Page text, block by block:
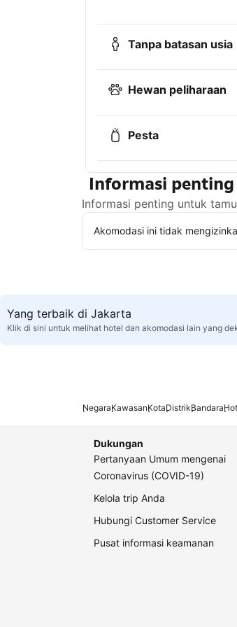
Tanpa batasan usia
Hewan peliharaan
Pesta
Informasi penting
Informasi penting untuk
Akomodasi ini tidak
Yang terbaik di Jakarta
Klik di sini untuk melihat hotel dan akomodasi lain yang
NegaraKawasanKotaDistrikBandara
Dukungan
Pertanyaan Umum mengenai
Coronavirus (COVID-19)
Kelola trip Anda
Hubungi Customer Service
Pusat informasi keamanan